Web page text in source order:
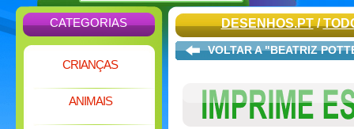
CATEGORIAS
CRIANÇAS
ANIMAIS
DESENHOS.PT/
VOLTAR A "BEATRIZ